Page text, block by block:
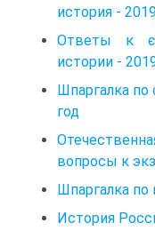
история -
Ответы к
истории -
Шпаргалка по
год
вопросы к
Шпаргалка по
История